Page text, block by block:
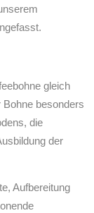
gleich
besonders
die
der
Aufbereitung